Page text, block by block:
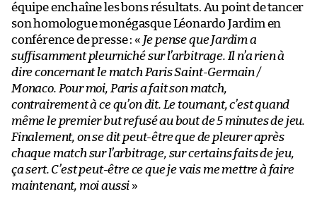
équipe enchaîne les bons résultats. Au point de tancer
son homologue monégasque Léonardo Jardim en
conférence de presse : « Je pense que Jardim a
suffisamment pleurniché sur l’arbitrage. Il n’a rien à
dire concernant le match Paris Saint-Germain /
Monaco. Pour moi, Paris a fait son match,
contrairement à ce qu’on dit. Le tournant, c’est quand
même le premier but refusé au bout de 5 minutes de jeu.
Finalement, on se dit peut-être que de pleurer après
chaque match sur l’arbitrage, sur certains faits de jeu,
ça sert. C’est peut-être ce que je vais me mettre à faire
maintenant, moi aussi »